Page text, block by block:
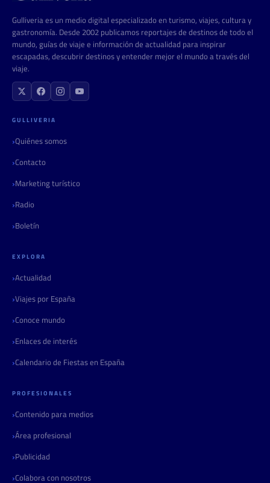
Gulliveria es un medio digital especializado en turismo, viajes, cultura y
gastronomía. Desde 2002 publicamos reportajes de destinos de todo el
mundo, guías de viaje e información de actualidad para inspirar
escapadas, descubrir destinos y entender mejor el mundo a través del
viaje.
GULLIVERIA
Quiénes somos
Contacto
Marketing turístico
Radio
Boletín
EXPLORA
Actualidad
Viajes por España
Conoce mundo
Enlaces de interés
Calendario de Fiestas en España
PROFESIONALES
Contenido para medios
Área profesional
Publicidad
Colabora con nosotros